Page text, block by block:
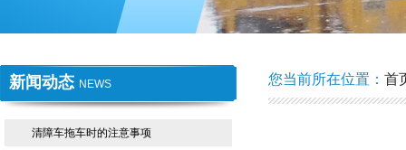
新闻动态 NEWS
清障车拖车时的注意事项
您当前所在位置： 首